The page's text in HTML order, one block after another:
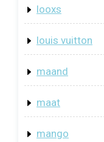
looxs
louis vuitton
maand
maat
mango